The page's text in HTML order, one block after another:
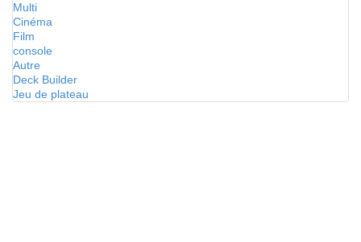
Multi
Cinéma
Film
console
Autre
Deck Builder
Jeu de plateau